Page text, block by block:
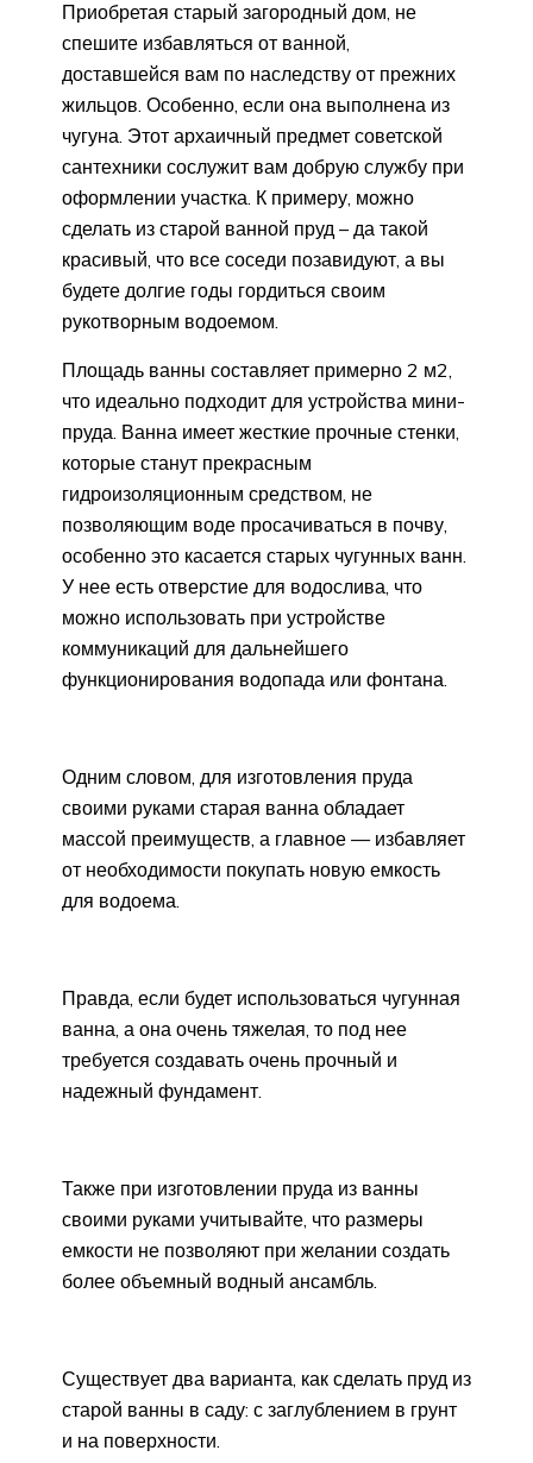
Приобретая старый загородный дом, не
спешите избавляться от ванной,
доставшейся вам по наследству от прежних
жильцов. Особенно, если она выполнена из
чугуна. Этот архаичный предмет советской
сантехники сослужит вам добрую службу при
оформлении участка. К примеру, можно
сделать из старой ванной пруд – да такой
красивый, что все соседи позавидуют, а вы
будете долгие годы гордиться своим
рукотворным водоемом.
Площадь ванны составляет примерно 2 м2,
что идеально подходит для устройства мини-
пруда. Ванна имеет жесткие прочные стенки,
которые станут прекрасным
гидроизоляционным средством, не
позволяющим воде просачиваться в почву,
особенно это касается старых чугунных ванн.
У нее есть отверстие для водослива, что
можно использовать при устройстве
коммуникаций для дальнейшего
функционирования водопада или фонтана.
Одним словом, для изготовления пруда
своими руками старая ванна обладает
массой преимуществ, а главное — избавляет
от необходимости покупать новую емкость
для водоема.
Правда, если будет использоваться чугунная
ванна, а она очень тяжелая, то под нее
требуется создавать очень прочный и
надежный фундамент.
Также при изготовлении пруда из ванны
своими руками учитывайте, что размеры
емкости не позволяют при желании создать
более объемный водный ансамбль.
Существует два варианта, как сделать пруд из
старой ванны в саду: с заглублением в грунт
и на поверхности.